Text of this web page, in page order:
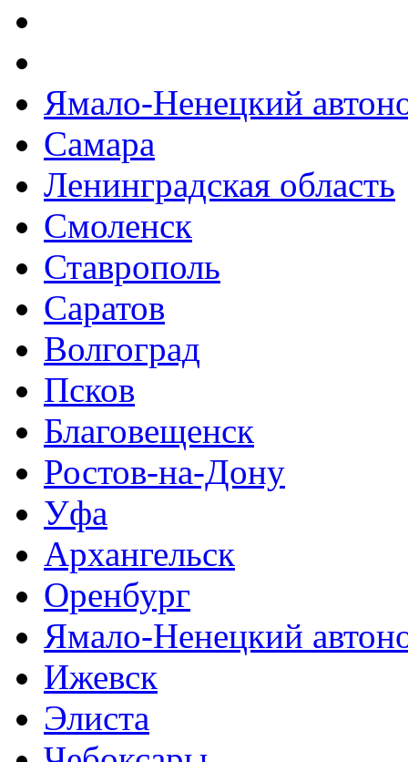
Ямало-Ненецкий
Самара
Ленинградская область
Смоленск
Ставрополь
Саратов
Волгоград
Псков
Благовещенск
Ростов-на-Дону
Уфа
Архангельск
Оренбург
Ямало-Ненецкий
Ижевск
Элиста